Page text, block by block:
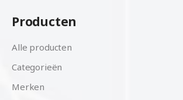
Producten
Alle producten
Categorieën
Merken